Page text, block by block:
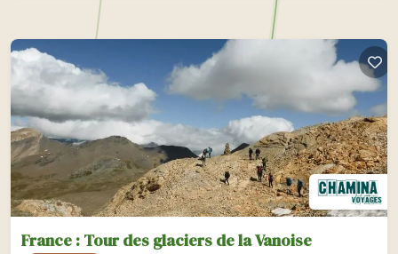
France : Tour des glaciers de la Vanoise